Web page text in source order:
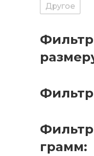
Другое
Фильтр
Фильтр
грамм: